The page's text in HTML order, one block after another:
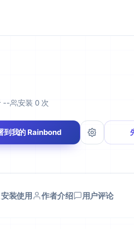
-- 安装 0 次
到我的 Rainbond
安装使用 作者介绍 用户评论